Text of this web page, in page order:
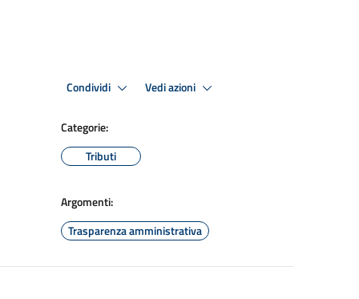
Condividi Vedi azioni
Categorie:
Tributi
Argomenti:
Trasparenza amministrativa